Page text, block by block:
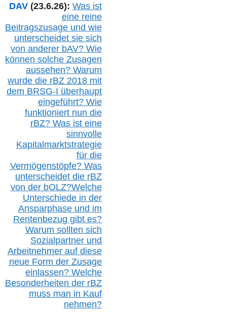
DAV (23.6.26): Was ist
eine reine
Beitragszusage und wie
unterscheidet sie sich
von anderer bAV? Wie
können solche Zusagen
aussehen? Warum
wurde die rBZ2018 mit
dem BRSG-I überhaupt
eingeführt? Wie
funktioniert nun die
rBZ? Was ist eine
sinnvolle
Kapitalmarktstrategie
für die
Vermögenstöpfe? Was
unterscheidet die rBZ
von der bOLZ?Welche
Unterschiede in der
Ansparphase und im
Rentenbezug gibt es?
Warum sollten sich
Sozialpartner und
Arbeitnehmer auf diese
neue Form der Zusage
einlassen? Welche
Besonderheiten der rBZ
muss man in Kauf
nehmen?